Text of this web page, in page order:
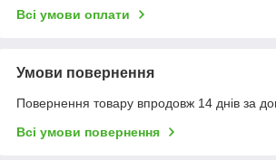
Всі умови оплати
Умови повернення
Повернення товару впродовж 14 днів за
Всі умови повернення